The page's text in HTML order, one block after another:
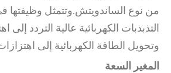
من نوع الساندويتش.وتتمثل وظيفتها
التذبذبات الكهربائية عالية التردد إلى
وتحويل الطاقة الكهربائية إلى
المغير السعة